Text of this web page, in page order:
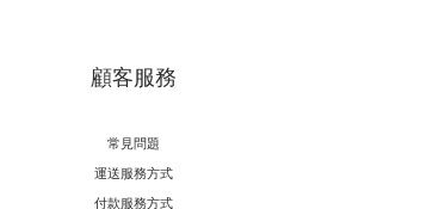
顧客服務
常見問題
運送服務方式
付款服務方式